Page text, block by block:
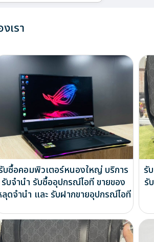
เรา
บซื้อคอมพิวเตอร์หนองใหญ่ บริการ
รับจำนำ รับซื้ออุปกรณ์ไอที ขายของ
ลุดจำนำ และ รับฝากขายอุปกรณ์ไอที
รั
รั